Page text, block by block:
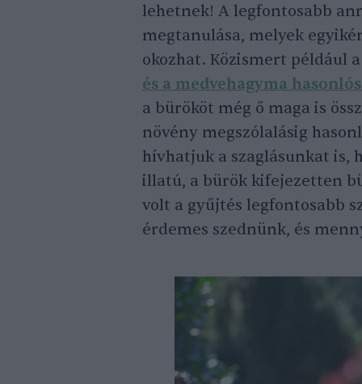
lehetnek! A legfontosabb
megtanulása, melyek
okozhat. Közismert például
és a medvehagyma
a bürököt még ő maga is
növény megszólalásig
hívhatjuk a szaglásunkat is,
illatú, a bürök kifejezetten
volt a gyűjtés legfontosabb
érdemes szednünk, és